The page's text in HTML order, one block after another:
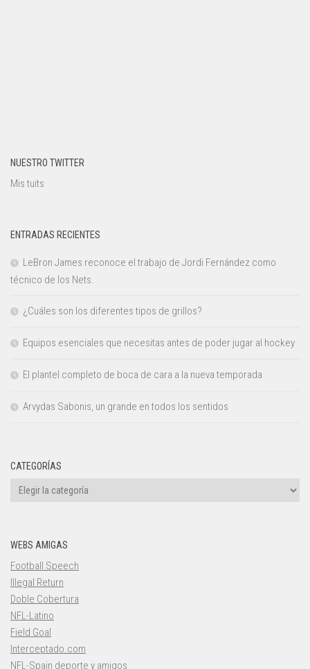
NUESTRO TWITTER
Mis tuits
ENTRADAS RECIENTES
LeBron James reconoce el trabajo de Jordi Fernández como
técnico de los Nets.
¿Cuáles son los diferentes tipos de grillos?
Equipos esenciales que necesitas antes de poder jugar al hockey
El plantel completo de boca de cara a la nueva temporada
Arvydas Sabonis, un grande en todos los sentidos
CATEGORÍAS
Categorías
WEBS AMIGAS
Football Speech
Illegal Return
Doble Cobertura
NFL-Latino
Field Goal
Interceptado.com
NFL-Spain deporte y amigos